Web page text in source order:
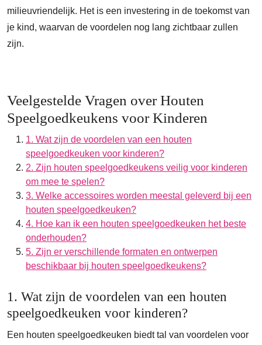
milieuvriendelijk. Het is een investering in de toekomst van
je kind, waarvan de voordelen nog lang zichtbaar zullen
zijn.
Veelgestelde Vragen over Houten
Speelgoedkeukens voor Kinderen
1. Wat zijn de voordelen van een houten
speelgoedkeuken voor kinderen?
2. Zijn houten speelgoedkeukens veilig voor kinderen
om mee te spelen?
3. Welke accessoires worden meestal geleverd bij een
houten speelgoedkeuken?
4. Hoe kan ik een houten speelgoedkeuken het beste
onderhouden?
5. Zijn er verschillende formaten en ontwerpen
beschikbaar bij houten speelgoedkeukens?
1. Wat zijn de voordelen van een houten
speelgoedkeuken voor kinderen?
Een houten speelgoedkeuken biedt tal van voordelen voor